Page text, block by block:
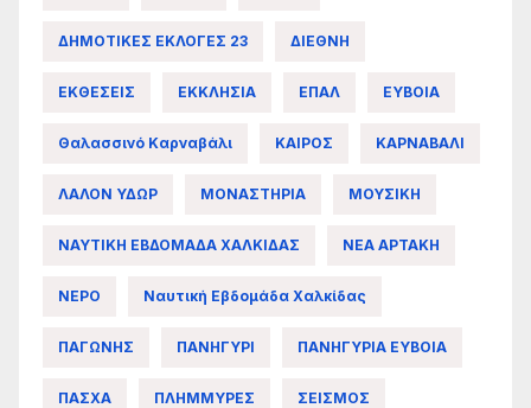
ΔΗΜΟΤΙΚΕΣ ΕΚΛΟΓΕΣ 23 ΔΙΕΘΝΗ
ΕΚΘΕΣΕΙΣ ΕΚΚΛΗΣΙΑ ΕΠΑΛ ΕΥΒΟΙΑ
Θαλασσινό Καρναβάλι ΚΑΙΡΟΣ ΚΑΡΝΑΒΑΛΙ
ΛΑΛΟΝ ΥΔΩΡ ΜΟΝΑΣΤΗΡΙΑ ΜΟΥΣΙΚΗ
ΝΑΥΤΙΚΗ ΕΒΔΟΜΑΔΑ ΧΑΛΚΙΔΑΣ ΝΕΑ ΑΡΤΑΚΗ
ΝΕΡΟ Ναυτική Εβδομάδα Χαλκίδας
ΠΑΓΩΝΗΣ ΠΑΝΗΓΥΡΙ ΠΑΝΗΓΥΡΙΑ ΕΥΒΟΙΑ
ΠΑΣΧΑ ΠΛΗΜΜΥΡΕΣ ΣΕΙΣΜΟΣ